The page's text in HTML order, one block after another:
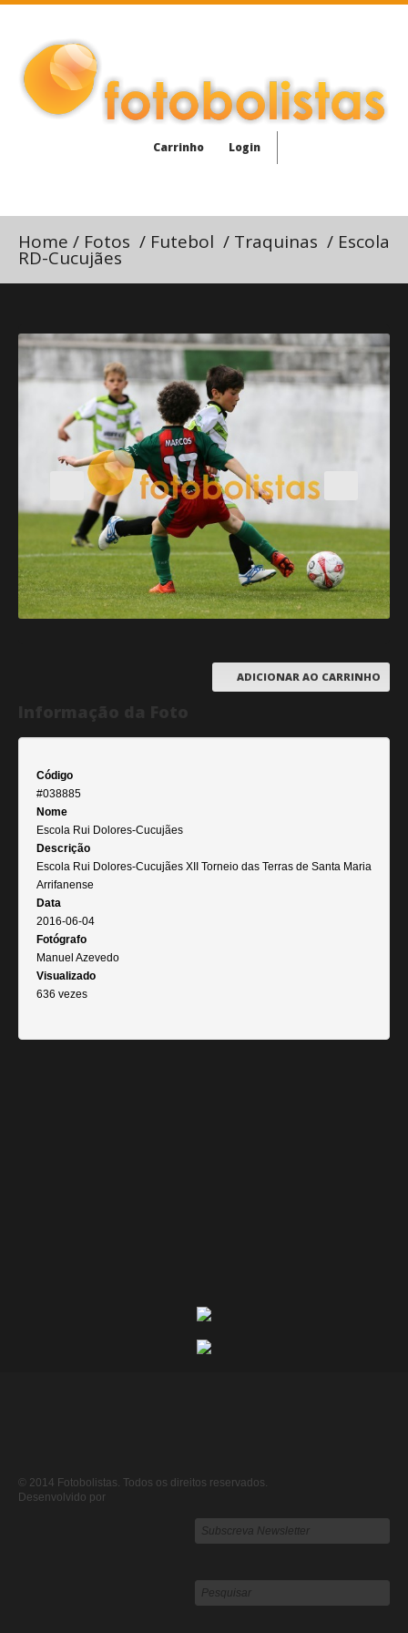
Carrinho Login
Home / Fotos / Futebol / Traquinas / Escola
RD-Cucujães
ADICIONAR AO CARRINHO
Código
#038885
Nome
Escola Rui Dolores-Cucujães
Descrição
Escola Rui Dolores-Cucujães XII Torneio das Terras de Santa Maria
Arrifanense
Data
2016-06-04
Fotógrafo
Manuel Azevedo
Visualizado
636 vezes
© 2014 Fotobolistas. Todos os direitos reservados.
Desenvolvido por